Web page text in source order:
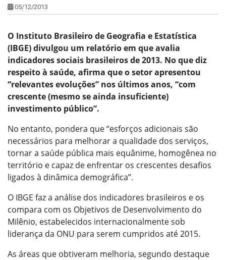
05/12/2013
O Instituto Brasileiro de Geografia e Estatística
(IBGE) divulgou um relatório em que avalia
indicadores sociais brasileiros de 2013. No que diz
respeito à saúde, afirma que o setor apresentou
“relevantes evoluções” nos últimos anos, “com
crescente (mesmo se ainda insuficiente)
investimento público”.
No entanto, pondera que “esforços adicionais são
necessários para melhorar a qualidade dos serviços,
tornar a saúde pública mais equânime, homogênea no
território e capaz de enfrentar os crescentes desafios
ligados à dinâmica demográfica”.
O IBGE faz a análise dos indicadores brasileiros e os
compara com os Objetivos de Desenvolvimento do
Milênio, estabelecidos internacionalmente sob
liderança da ONU para serem cumpridos até 2015.
As áreas que obtiveram melhoria, segundo destaque